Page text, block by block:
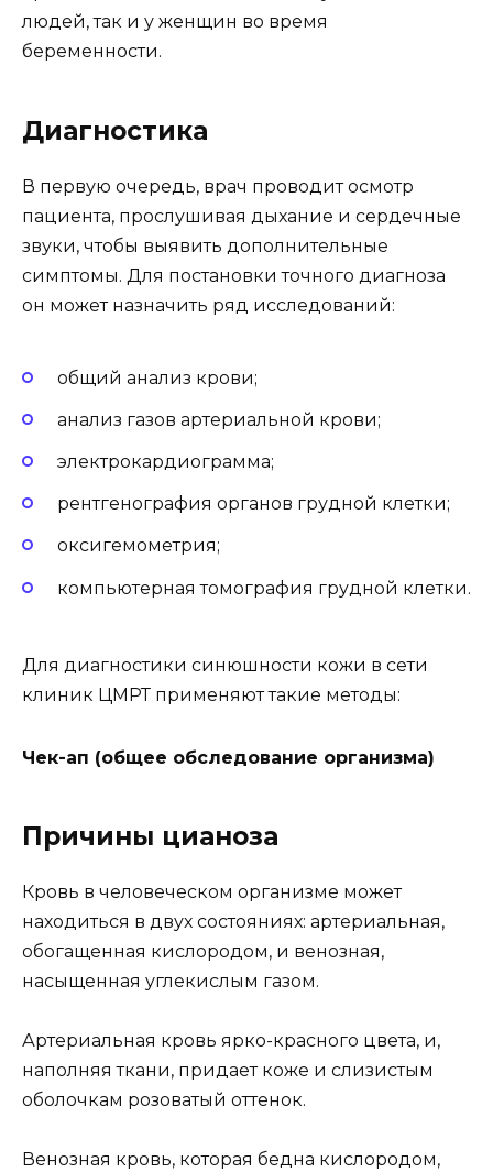
людей, так и у женщин во время
беременности.
Диагностика
В первую очередь, врач проводит осмотр
пациента, прослушивая дыхание и сердечные
звуки, чтобы выявить дополнительные
симптомы. Для постановки точного диагноза
он может назначить ряд исследований:
общий анализ крови;
анализ газов артериальной крови;
электрокардиограмма;
рентгенография органов грудной клетки;
оксигемометрия;
компьютерная томография грудной клетки.
Для диагностики синюшности кожи в сети
клиник ЦМРТ применяют такие методы:
Чек-ап (общее обследование организма)
Причины цианоза
Кровь в человеческом организме может
находиться в двух состояниях: артериальная,
обогащенная кислородом, и венозная,
насыщенная углекислым газом.
Артериальная кровь ярко-красного цвета, и,
наполняя ткани, придает коже и слизистым
оболочкам розоватый оттенок.
Венозная кровь, которая бедна кислородом,